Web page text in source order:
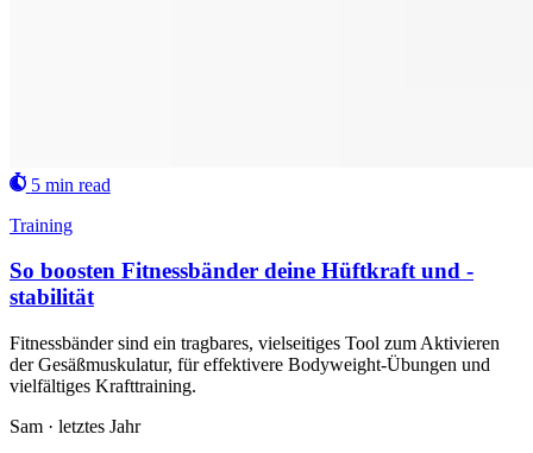
5 min read
Training
So boosten Fitnessbänder deine Hüftkraft und -
stabilität
Fitnessbänder sind ein tragbares, vielseitiges Tool zum Aktivieren
der Gesäßmuskulatur, für effektivere Bodyweight-Übungen und
vielfältiges Krafttraining.
Sam · letztes Jahr